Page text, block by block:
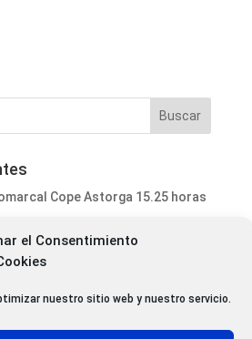
el Consentimiento
nuestro sitio web y nuestro servicio.
Cope Astorga 15.25 horas
Cope Astorga 14.20 horas 7 de
acoge este fin de semana un